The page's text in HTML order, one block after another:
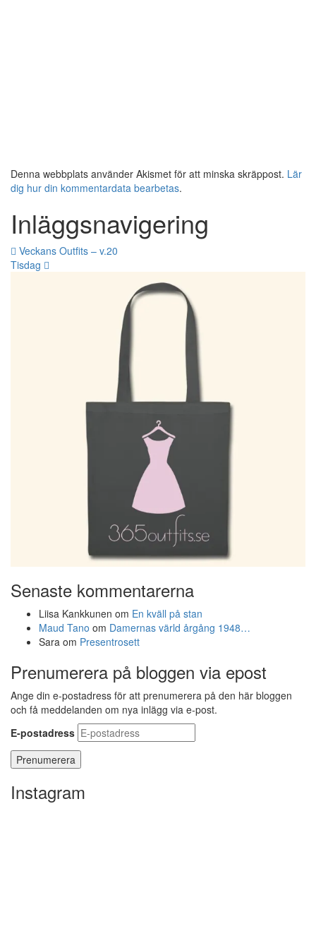
Denna webbplats använder Akismet för att minska skräppost. Lär
dig hur din kommentardata bearbetas.
Inläggsnavigering
Veckans Outfits – v.20
Tisdag
Senaste kommentarerna
Liisa Kankkunen om En kväll på stan
Maud Tano om Damernas värld årgång 1948…
Sara om Presentrosett
Prenumerera på bloggen via epost
Ange din e-postadress för att prenumerera på den här bloggen
och få meddelanden om nya inlägg via e-post.
E-postadress
Instagram